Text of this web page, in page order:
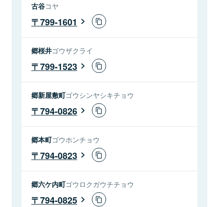
古谷コヤ
799-1601
郷桜井ゴウザクライ
799-1523
郷新屋敷町ゴウシンヤシキチョウ
794-0826
郷本町ゴウホンチョウ
794-0823
郷六ケ内町ゴウロクガウチチョウ
794-0825